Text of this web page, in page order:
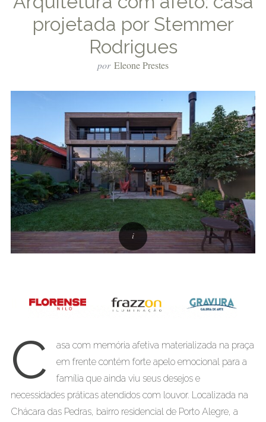
projetada por Stemmer
Rodrigues
por Eleone Prestes
C
asa com memória afetiva materializada na praça
em frente contém forte apelo emocional para a
família que ainda viu seus desejos e
necessidades práticas atendidos com louvor. Localizada na
Chácara das Pedras, bairro residencial de Porto Alegre, a